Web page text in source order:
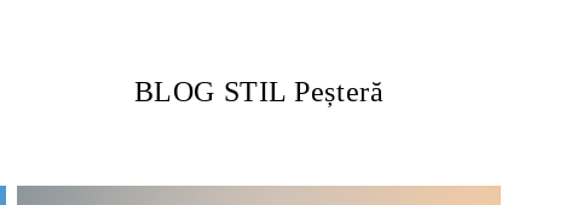
BLOG STIL Peșteră